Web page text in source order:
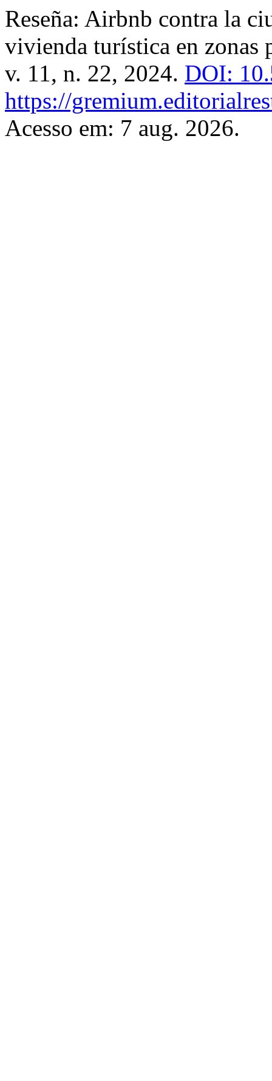
Reseña: Airbnb contra la
vivienda turística en zonas
v. 11, n. 22, 2024. DOI:
https://
Acesso em: 7 aug. 2026.